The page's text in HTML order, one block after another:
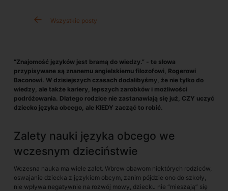
Wszystkie posty
“Znajomość języków jest bramą do wiedzy.” - te słowa
przypisywane są znanemu angielskiemu filozofowi, Rogerowi
Baconowi. W dzisiejszych czasach dodalibyśmy, że nie tylko do
wiedzy, ale także kariery, lepszych zarobków i możliwości
podróżowania. Dlatego rodzice nie zastanawiają się już, CZY uczyć
dziecko języka obcego, ale KIEDY zacząć to robić.
Zalety nauki języka obcego we
wczesnym dzieciństwie
Wczesna nauka ma wiele zalet. Wbrew obawom niektórych rodziców,
oswajanie dziecka z językiem obcym, zanim pójdzie ono do szkoły,
nie wpływa negatywnie na rozwój mowy, dziecku nie “mieszają” się